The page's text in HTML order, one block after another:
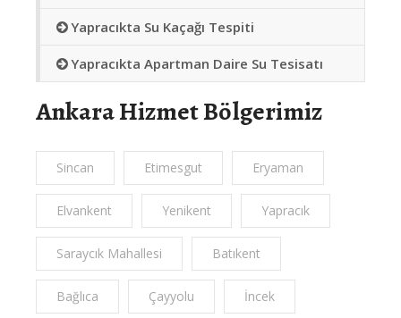
Yapracıkta Su Kaçağı Tespiti
Yapracıkta Apartman Daire Su Tesisatı
Ankara Hizmet Bölgerimiz
Sincan Etimesgut Eryaman
Elvankent Yenikent Yapracık
Saraycık Mahallesi Batıkent
Bağlıca Çayyolu İncek